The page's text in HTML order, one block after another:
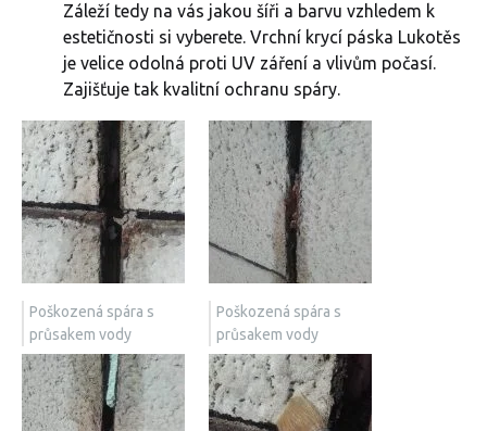
Záleží tedy na vás jakou šíři a barvu vzhledem k
estetičnosti si vyberete. Vrchní krycí páska Lukotěs
je velice odolná proti UV záření a vlivům počasí.
Zajišťuje tak kvalitní ochranu spáry.
Poškozená spára s
průsakem vody
Poškozená spára s
průsakem vody